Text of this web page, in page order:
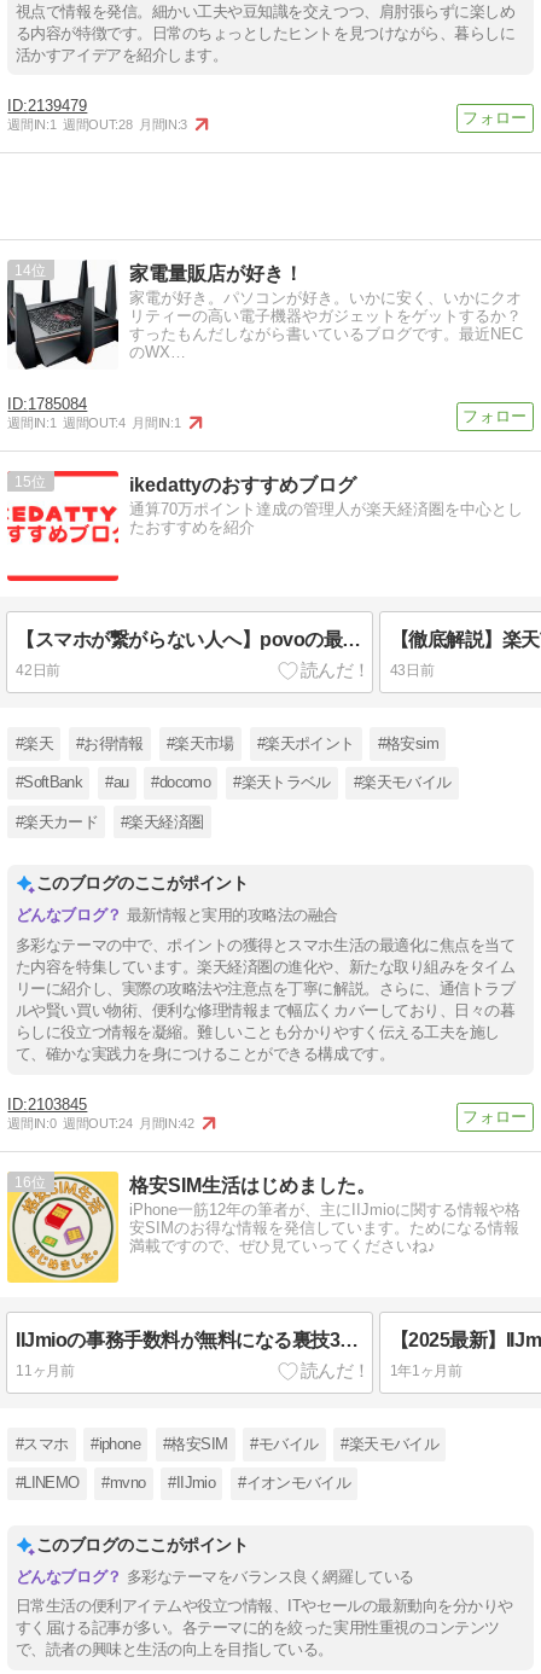
視点で情報を発信。細かい工夫や豆知識を交えつつ、肩肘張らずに楽しめ
る内容が特徴です。日常のちょっとしたヒントを見つけながら、暮らしに
活かすアイデアを紹介します。
2139479
週間IN:1 週間OUT:28 月間IN:3
14 家電量販店が好き！
家電が好き。パソコンが好き。いかに安く、いかにクオ
リティーの高い電子機器やガジェットをゲットするか？
すったもんだしながら書いているブログです。最近NEC
のWX…
1785084
週間IN:1 週間OUT:4 月間IN:1
15 ikedattyのおすすめブログ
通算70万ポイント達成の管理人が楽天経済圏を中心とし
たおすすめを紹介
【スマホが繋がらない人へ】povoの最強デュアルSIM運用！今なら4,000円分もらえる裏ワザ
42日前 43日前
#楽天 #お得情報 #楽天市場 #楽天ポイント #格安sim
#SoftBank #au #docomo #楽天トラベル #楽天モバイル
#楽天カード #楽天経済圏
このブログのここがポイント
最新情報と実用的攻略法の融合
多彩なテーマの中で、ポイントの獲得とスマホ生活の最適化に焦点を当て
た内容を特集しています。楽天経済圏の進化や、新たな取り組みをタイム
リーに紹介し、実際の攻略法や注意点を丁寧に解説。さらに、通信トラブ
ルや賢い買い物術、便利な修理情報まで幅広くカバーしており、日々の暮
らしに役立つ情報を凝縮。難しいことも分かりやすく伝える工夫を施し
て、確かな実践力を身につけることができる構成です。
2103845
週間IN:0 週間OUT:24 月間IN:42
16 格安SIM生活はじめました。
iPhone一筋12年の筆者が、主にIIJmioに関する情報や格
安SIMのお得な情報を発信しています。ためになる情報
満載ですので、ぜひ見ていってくださいね♪
IIJmioの事務手数料が無料になる裏技3つを伝授！初期費用を抑えたい人は必見！
11ヶ月前 1年1ヶ月前
#スマホ #iphone #格安SIM #モバイル #楽天モバイル
#LINEMO #mvno #IIJmio #イオンモバイル
このブログのここがポイント
多彩なテーマをバランス良く網羅している
日常生活の便利アイテムや役立つ情報、ITやセールの最新動向を分かりや
すく届ける記事が多い。各テーマに的を絞った実用性重視のコンテンツ
で、読者の興味と生活の向上を目指している。